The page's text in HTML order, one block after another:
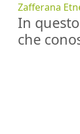
Zafferana
In
che